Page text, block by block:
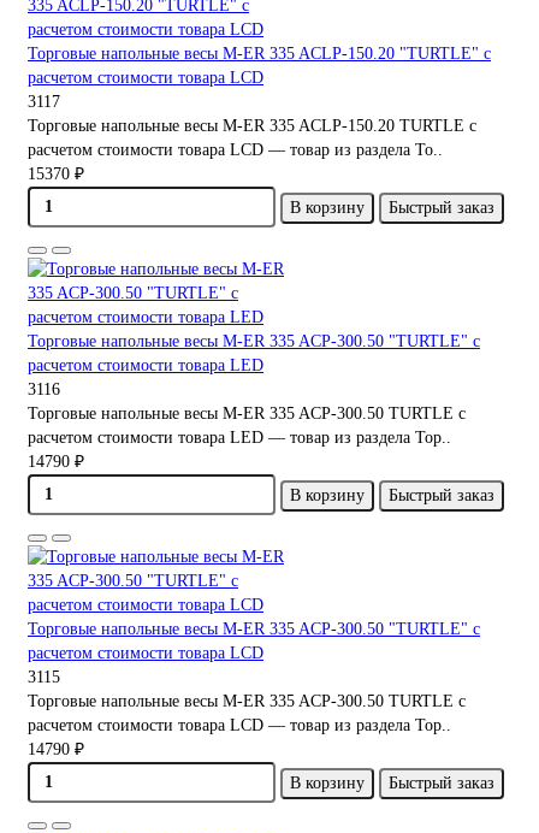
Торговые напольные весы M-ER 335 ACLP-150.20 "TURTLE" с
расчетом стоимости товара LCD
3117
Торговые напольные весы M-ER 335 ACLP-150.20 TURTLE с
расчетом стоимости товара LCD — товар из раздела То..
15370 ₽
В корзину
Быстрый заказ
Торговые напольные весы M-ER 335 ACP-300.50 "TURTLE" с
расчетом стоимости товара LED
3116
Торговые напольные весы M-ER 335 ACP-300.50 TURTLE с
расчетом стоимости товара LED — товар из раздела Тор..
14790 ₽
В корзину
Быстрый заказ
Торговые напольные весы M-ER 335 ACP-300.50 "TURTLE" с
расчетом стоимости товара LCD
3115
Торговые напольные весы M-ER 335 ACP-300.50 TURTLE с
расчетом стоимости товара LCD — товар из раздела Тор..
14790 ₽
В корзину
Быстрый заказ